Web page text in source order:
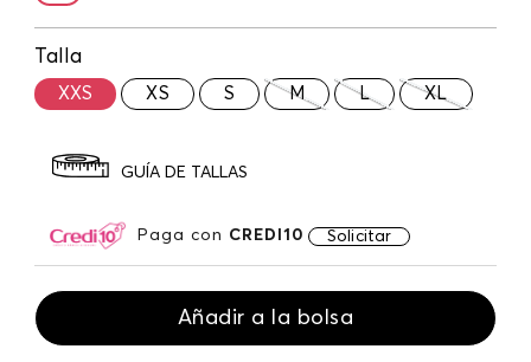
Talla
XXS XS S M L XL
GUÍA DE TALLAS
Paga con CREDI10 Solicitar
Añadir a la bolsa